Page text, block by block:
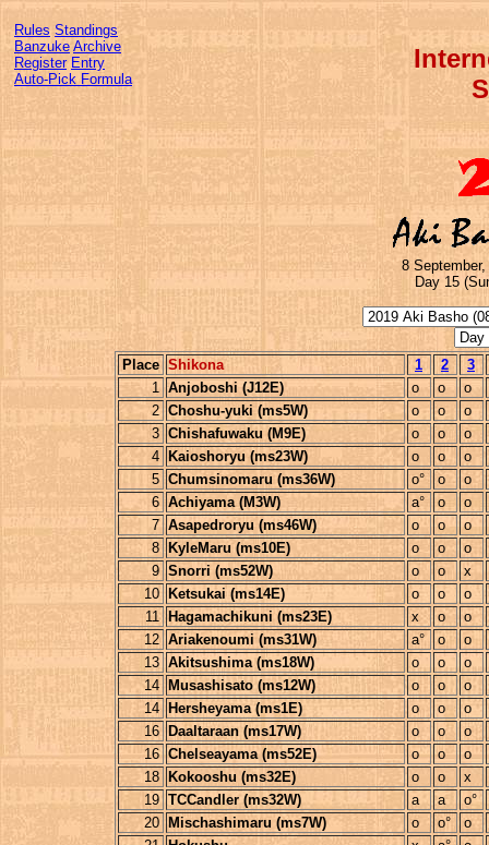
Rules Standings
Banzuke Archive
Register Entry
Auto-Pick Formula
8
Day 15
Place Shikona 1 2
3
1 Anjoboshi (J12E) o o
o
2 Choshu-yuki (ms5W) o o
o
3 Chishafuwaku (M9E) o o
o
4
Kaioshoryu (ms23W) o o
o
5 Chumsinomaru (ms36W) o° o
o
6 Achiyama (M3W) a° o
o
7 Asapedroryu (ms46W) o o
o
8
KyleMaru (ms10E) o o
o
9 Snorri (ms52W) o o
x
10
Ketsukai (ms14E) o o
o
11
Hagamachikuni (ms23E) x o
o
12 Ariakenoumi (ms31W) a° o
o
13 Akitsushima (ms18W) o o
o
14
Musashisato (ms12W) o o
o
14
Hersheyama (ms1E) o o
o
16
Daaltaraan (ms17W) o o
o
16 Chelseayama (ms52E) o o
o
18
Kokooshu (ms32E) o o
x
19 TCCandler (ms32W) a a
o°
20
Mischashimaru (ms7W) o o°
o